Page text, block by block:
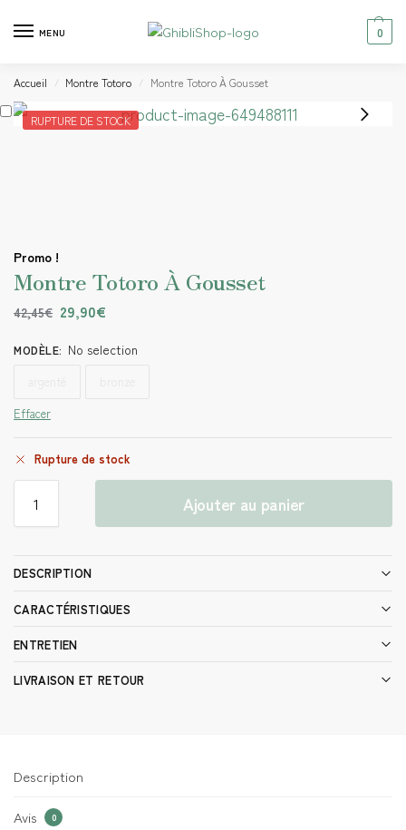
MENU 0
Accueil / Montre Totoro / Montre Totoro À Gousset
RUPTURE DE STOCK
Promo !
Montre Totoro À Gousset
42,45€ 29,90€
MODÈLE: No selection
Effacer
Rupture de stock
Ajouter au panier
DESCRIPTION
CARACTÉRISTIQUES
ENTRETIEN
LIVRAISON ET RETOUR
Description
Avis 0